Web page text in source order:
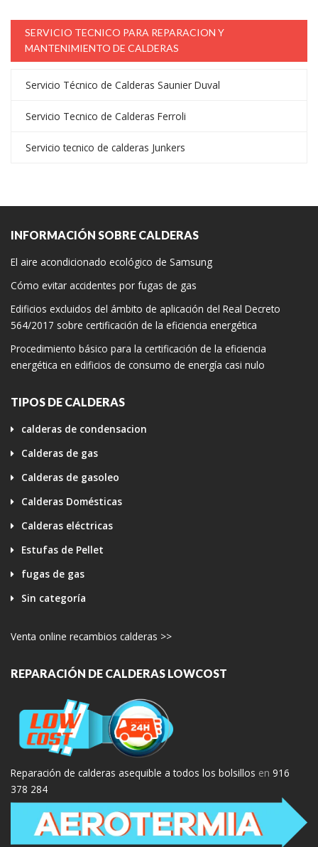
SERVICIO TECNICO PARA REPARACION Y
MANTENIMIENTO DE CALDERAS
Servicio Técnico de Calderas Saunier Duval
Servicio Tecnico de Calderas Ferroli
Servicio tecnico de calderas Junkers
INFORMACIÓN SOBRE CALDERAS
El aire acondicionado ecológico de Samsung
Cómo evitar accidentes por fugas de gas
Edificios excluidos del ámbito de aplicación del Real Decreto
564/2017 sobre certificación de la eficiencia energética
Procedimiento básico para la certificación de la eficiencia
energética en edificios de consumo de energía casi nulo
TIPOS DE CALDERAS
calderas de condensacion
Calderas de gas
Calderas de gasoleo
Calderas Domésticas
Calderas eléctricas
Estufas de Pellet
fugas de gas
Sin categoría
Venta online recambios calderas >>
REPARACIÓN DE CALDERAS LOWCOST
Reparación de calderas asequible a todos los bolsillos en 916
378 284